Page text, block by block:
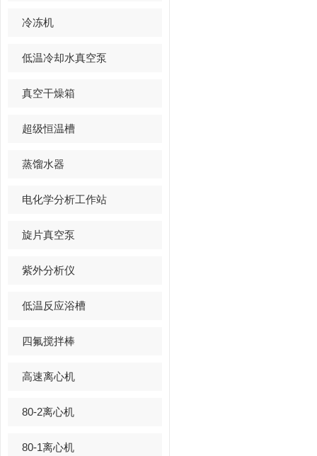
冷冻机
低温冷却水真空泵
真空干燥箱
超级恒温槽
蒸馏水器
电化学分析工作站
旋片真空泵
紫外分析仪
低温反应浴槽
四氟搅拌棒
高速离心机
80-2离心机
80-1离心机